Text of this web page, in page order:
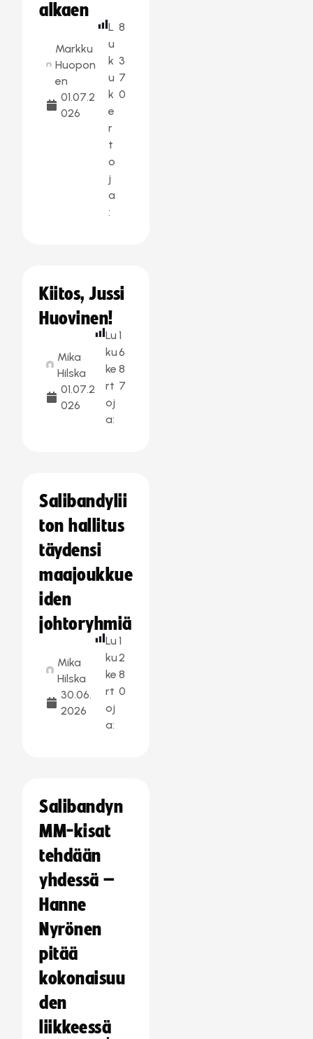
alkaen
Markku
Huopon
en
01.07.2
026
L
u
k
u
k
e
r
t
o
j
a
:
8
3
7
0
Kiitos, Jussi
Huovinen!
Mika
Hilska
01.07.2
026
Lu
ku
ke
rt
oj
a:
1
6
8
7
Salibandylii
ton hallitus
täydensi
maajoukkue
iden
johtoryhmiä
Mika
Hilska
30.06.
2026
Lu
ku
ke
rt
oj
a:
1
2
8
0
Salibandyn
MM-kisat
tehdään
yhdessä –
Hanne
Nyrönen
pitää
kokonaisuu
den
liikkeessä